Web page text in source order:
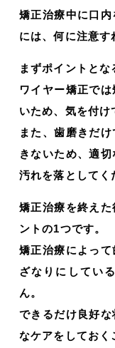
矯正治療中に口
には、何に注意す
まずポイントとな
ワイヤー矯正で
いため、気を付け
また、歯磨きだ
きないため、適
汚れを落としてく
矯正治療を終え
ントの1つです。
矯正治療によっ
ざなりにしてい
ん。
できるだけ良好
なケアをしておく